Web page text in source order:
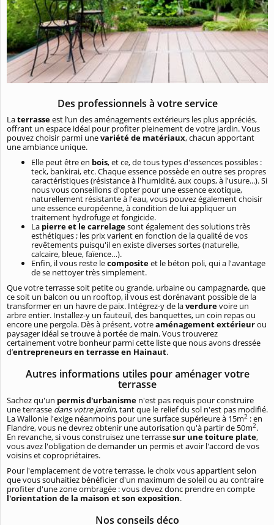
Des professionnels à votre service
Laterrasseest l’un des aménagements extérieurs les plus appréciés,
offrant un espace idéal pour profiter pleinement de votre jardin. Vous
pouvez choisir parmi unevariété de matériaux, chacun apportant
une ambiance unique.
Elle peut être en bois, et ce, de tous types d'essences possibles :
teck, bankirai, etc. Chaque essence possède en outre ses propres
caractéristiques (résistance à l'humidité, aux coups, à l'usure...). Si
nous vous conseillons d'opter pour une essence exotique,
naturellement résistante à l'eau, vous pouvez également choisir
une essence européenne, à condition de lui appliquer un
traitement hydrofuge et fongicide.
La pierre et le carrelagesont également des solutions très
esthétiques ; les prix varient en fonction de la qualité de vos
revêtements puisqu'il en existe diverses sortes (naturelle,
calcaire, bleue, faïence…).
Enfin, il vous reste lecompositeet le béton poli, qui a l'avantage
de se nettoyer très simplement.
Que votre terrasse soit petite ou grande, urbaine ou campagnarde, que
ce soit un balcon ou un rooftop, il vous est dorénavant possible de la
transformer en un havre de paix. Intégrez-y de laverdurevoire un
arbre entier. Installez-y un fauteuil, des banquettes, un coin repas ou
encore une pergola. Dès à présent, votreaménagement extérieurou
paysager idéal se trouve à portée de main. Vous trouverez
certainement votre bonheur parmi cette liste que nous avons dressée
d’entrepreneurs en terrasse en Hainaut.
Autres informations utiles pour aménager votre
terrasse
Sachez qu'un permis d'urbanisme n'est pas requis pour construire
une terrasse dans votre jardin, tant que le relief du sol n'est pas modifié.
La Wallonie l'exige néanmoins pour une surface supérieure à 15m2 : en
Flandre, vous ne devrez obtenir une autorisation qu'à partir de 50m2.
En revanche, si vous construisez une terrassesur une toiture plate,
vous avez l'obligation de demander un permis et avoir l'accord de vos
voisins et copropriétaires.
Pour l'emplacement de votre terrasse, le choix vous appartient selon
que vous souhaitiez bénéficier d'un maximum de soleil ou au contraire
profiter d'une zone ombragée : vous devez donc prendre en compte
l'orientation de la maison et son exposition.
Nos conseils déco